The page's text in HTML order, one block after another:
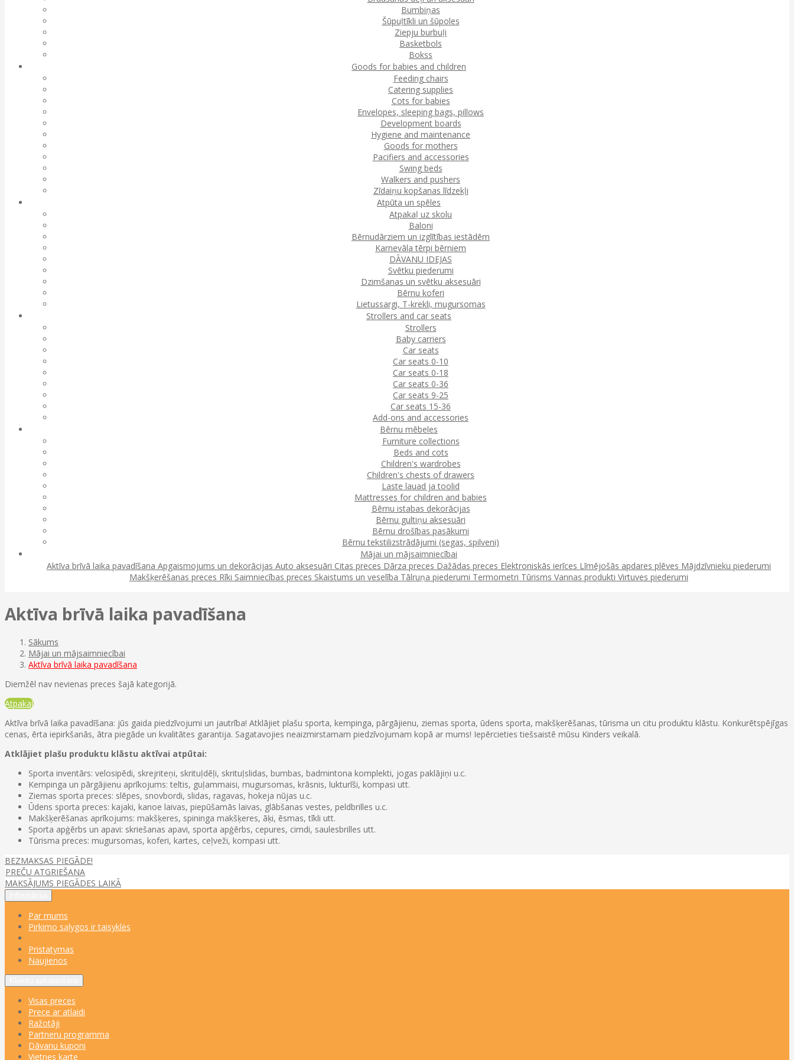
Bumbiņas
Šūpuļtīkli un šūpoles
Ziepju burbuļi
Basketbols
Bokss
Goods for babies and children
Feeding chairs
Catering supplies
Cots for babies
Envelopes, sleeping bags, pillows
Development boards
Hygiene and maintenance
Goods for mothers
Pacifiers and accessories
Swing beds
Walkers and pushers
Zīdaiņu kopšanas līdzekļi
Atpūta un spēles
Atpakaļ uz skolu
Baloni
Bērnudārziem un izglītības iestādēm
Karnevāla tērpi bērniem
DĀVANU IDEJAS
Svētku piederumi
Dzimšanas un svētku aksesuāri
Bērnu koferi
Lietussargi, T-krekli, mugursomas
Strollers and car seats
Strollers
Baby carriers
Car seats
Car seats 0-10
Car seats 0-18
Car seats 0-36
Car seats 9-25
Car seats 15-36
Add-ons and accessories
Bērnu mēbeles
Furniture collections
Beds and cots
Children's wardrobes
Children's chests of drawers
Laste lauad ja toolid
Mattresses for children and babies
Bērnu istabas dekorācijas
Bērnu gultiņu aksesuāri
Bērnu drošības pasākumi
Bērnu tekstilizstrādājumi (segas, spilveni)
Mājai un mājsaimniecībai
Aktīva brīvā laika pavadīšana Apgaismojums un dekorācijas Auto aksesuāri Citas preces Dārza preces Dažādas preces Elektroniskās ierīces Līmējošās apdares plēves Mājdzīvnieku piederumi
Makšķerēšanas preces Rīki Saimniecības preces Skaistums un veselība Tālruņa piederumi Termometri Tūrisms Vannas produkti Virtuves piederumi
Aktīva brīvā laika pavadīšana
Sākums
Mājai un mājsaimniecībai
Aktīva brīvā laika pavadīšana
Diemžēl nav nevienas preces šajā kategorijā.
Atpakaļ
Aktīva brīvā laika pavadīšana: jūs gaida piedzīvojumi un jautrība! Atklājiet plašu sporta, kempinga, pārgājienu, ziemas sporta, ūdens sporta, makšķerēšanas, tūrisma un citu produktu klāstu. Konkurētspējīgas
cenas, ērta iepirkšanās, ātra piegāde un kvalitātes garantija. Sagatavojies neaizmirstamam piedzīvojumam kopā ar mums! Iepērcieties tiešsaistē mūsu Kinders veikalā.
Atklājiet plašu produktu klāstu aktīvai atpūtai:
Sporta inventārs: velosipēdi, skrejriteņi, skrituļdēļi, skrituļslidas, bumbas, badmintona komplekti, jogas paklājiņi u.c.
Kempinga un pārgājienu aprīkojums: teltis, guļammaisi, mugursomas, krāsnis, lukturīši, kompasi utt.
Ziemas sporta preces: slēpes, snovbordi, slidas, ragavas, hokeja nūjas u.c.
Ūdens sporta preces: kajaki, kanoe laivas, piepūšamās laivas, glābšanas vestes, peldbrilles u.c.
Makšķerēšanas aprīkojums: makšķeres, spininga makšķeres, āķi, ēsmas, tīkli utt.
Sporta apģērbs un apavi: skriešanas apavi, sporta apģērbs, cepures, cimdi, saulesbrilles utt.
Tūrisma preces: mugursomas, koferi, kartes, ceļveži, kompasi utt.
BEZMAKSAS PIEGĀDE!
PREČU ATGRIEŠANA
MAKSĀJUMS PIEGĀDES LAIKĀ
Par mums
Pirkimo sąlygos ir taisyklės
Pristatymas
Naujienos
Visas preces
Prece ar atlaidi
Ražotāji
Partneru programma
Dāvanu kuponi
Vietnes karte